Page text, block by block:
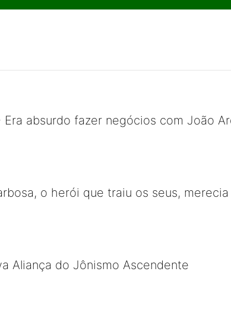
Era absurdo fazer negócios com João
o herói que traiu os seus,
Aliança do Jônismo Ascendente